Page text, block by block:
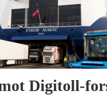
Digitoll-